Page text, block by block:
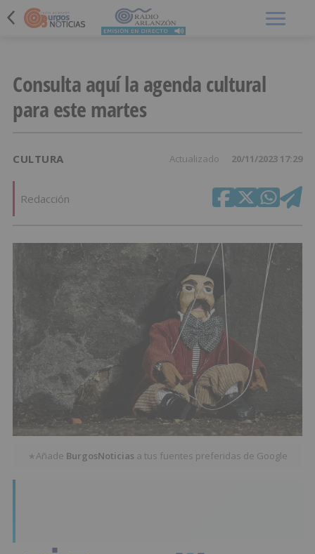
Consulta aquí la agenda cultural
para este martes
CULTURA Actualizado 20/11/2023 17:29
Redacción
★Añade BurgosNoticias a tus fuentes preferidas de Google